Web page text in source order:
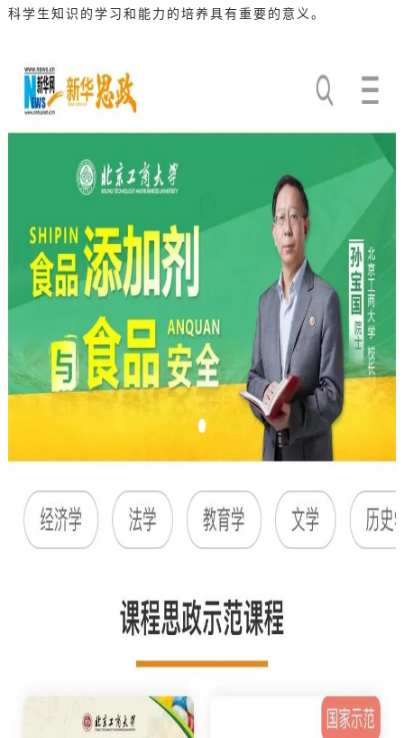
科学生知识的学习和能力的培养具有重要的意义。